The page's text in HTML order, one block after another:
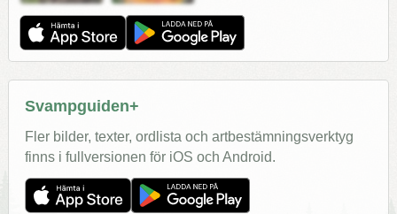
Svampguiden+
Fler bilder, texter, ordlista och artbestämningsverktyg
finns i fullversionen för iOS och Android.